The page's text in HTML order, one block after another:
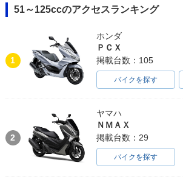
51～125ccのアクセスランキング
1
ホンダ
ＰＣＸ
掲載台数：105
バイクを探す
2
ヤマハ
ＮＭＡＸ
掲載台数：29
バイクを探す